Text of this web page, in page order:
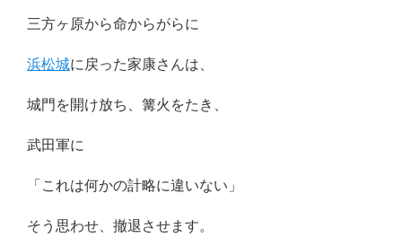
三方ヶ原から命からがらに
浜松城に戻った家康さんは、
城門を開け放ち、篝火をたき、
武田軍に
「これは何かの計略に違いない」
そう思わせ、撤退させます。